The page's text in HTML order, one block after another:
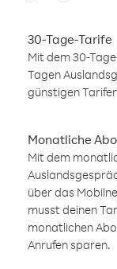
30-Tage-Tarife
Mit dem 30-
Tagen
günstigen
Monatliche
Mit dem
über das
musst deinen
monatlichen
Anrufen sparen.